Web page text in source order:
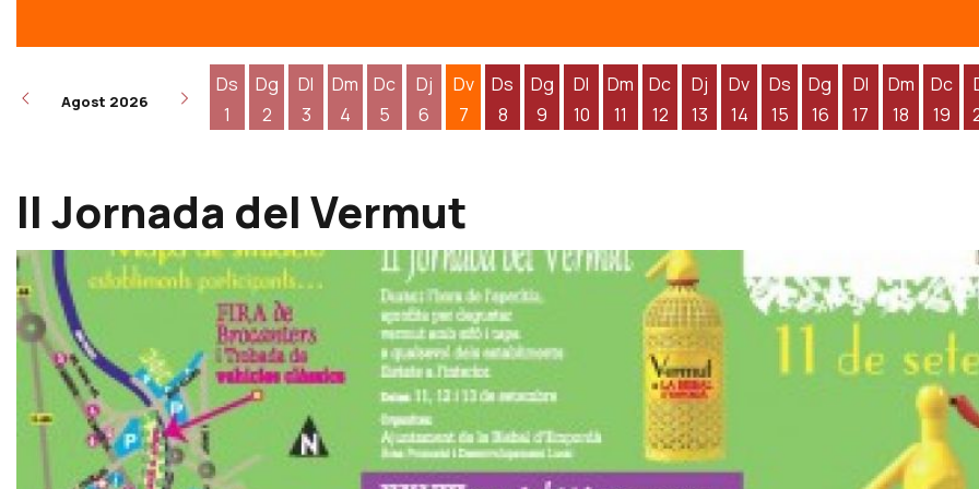
Agost 2026
Ds
1
Dg
2
Dl
3
Dm
4
Dc
5
Dj
6
Dv
7
Ds
8
Dg
9
Dl
10
Dm
11
Dc
12
Dj
13
Dv
14
Ds
15
Dg
16
Dl
17
Dm
18
Dc
19
II Jornada del Vermut